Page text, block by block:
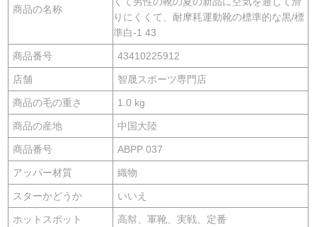
商品の名称
りにくくて、耐摩耗運動靴の標準的な黒/標
準白-1 43
商品番号 43410225912
店舗 智晟スポーツ専門店
商品の毛の重さ 1.0 kg
商品の産地 中国大陸
商品番号 ABPP 037
アッパー材質 織物
スターかどうか いいえ
ホットスポット 高幇、軍靴、実戦、定番